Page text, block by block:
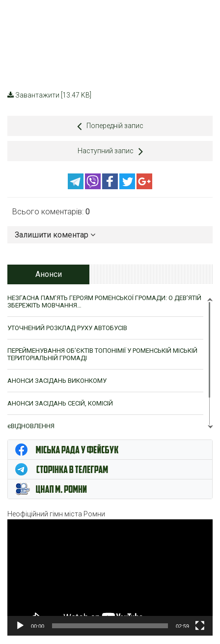
Завантажити [13.47 KB]
Попередній запис
Наступний запис
Всього коментарів: 0
Залишити коментар
Анонси
НЕЗГАСНА ПАМ’ЯТЬ ГЕРОЯМ РОМЕНСЬКОЇ ГРОМАДИ: О ДЕВ’ЯТІЙ
ЗБЕРЕЖІТЬ МОВЧАННЯ…
УТОЧНЕНИЙ РОЗКЛАД РУХУ АВТОБУСІВ
ПЕРЕЙМЕНУВАННЯ ОБ’ЄКТІВ ТОПОНІМІЇ У РОМЕНСЬКІЙ МІСЬКІЙ
ТЕРИТОРІАЛЬНІЙ ГРОМАДІ
АНОНСИ ЗАСІДАНЬ ВИКОНКОМУ
АНОНСИ ЗАСІДАНЬ СЕСІЙ, КОМІСІЙ
єВІДНОВЛЕННЯ
ЦНАП м. Ромни
Неофіційний гімн міста Ромни
00:00 02:59